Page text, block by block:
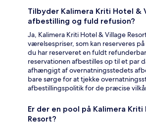
Tilbyder Kalimera Kriti Hotel &
afbestilling og fuld refusion?
Ja, Kalimera Kriti Hotel & Village
værelsespriser, som kan reserveres
du har reserveret en fuldt
reservationen afbestilles op til et par
afhængigt af overnatningsstedets
bare sørge for at tjekke
afbestillingspolitik for de præcise
Er der en pool på Kalimera
Resort?